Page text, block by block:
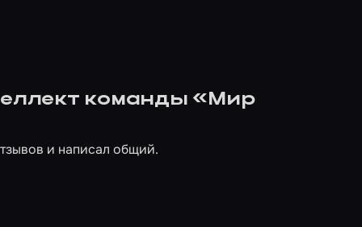
команды «Мир
и написал общий.